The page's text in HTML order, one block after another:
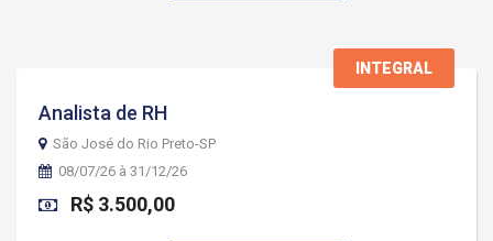
INTEGRAL
Analista de RH
São José do Rio Preto-SP
08/07/26 à 31/12/26
R$ 3.500,00